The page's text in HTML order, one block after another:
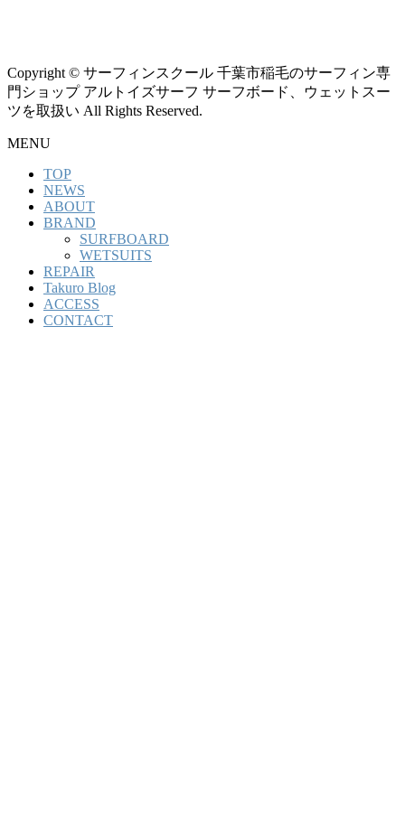
Copyright © サーフィンスクール 千葉市稲毛のサーフィン専
門ショップ アルトイズサーフ サーフボード、ウェットスー
ツを取扱い All Rights Reserved.
MENU
TOP
NEWS
ABOUT
BRAND
SURFBOARD
WETSUITS
REPAIR
Takuro Blog
ACCESS
CONTACT